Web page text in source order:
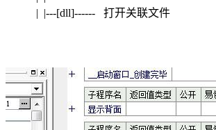
| |---[dll]------ 打开关联文件